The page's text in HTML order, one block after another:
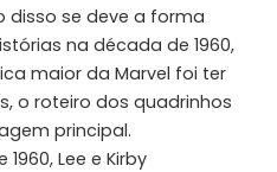
disso se deve a forma
na década de 1960,
maior da Marvel foi ter
o roteiro dos quadrinhos
principal.
Lee e Kirby